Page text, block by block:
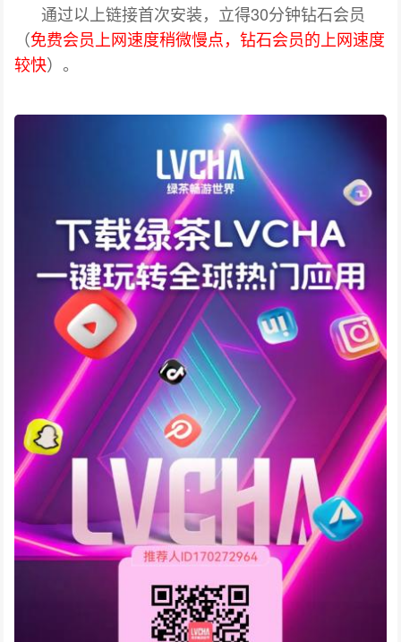
通过以上链接首次安装，立得30分钟钻石会员
（免费会员上网速度稍微慢点，钻石会员的上网速度
较快）。